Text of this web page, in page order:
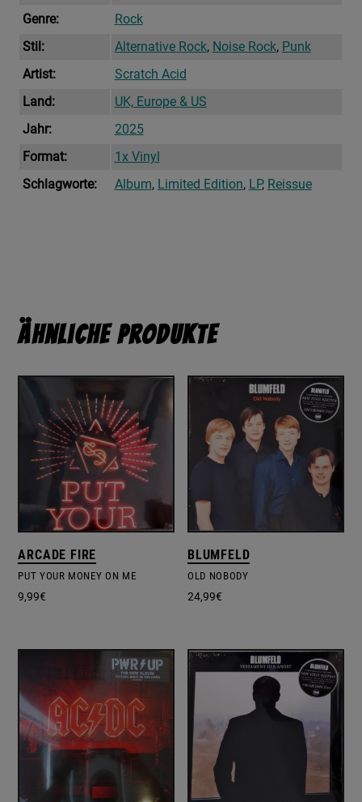
Genre:
Rock
Stil:
Alternative Rock, Noise Rock, Punk
Artist:
Scratch Acid
Land:
UK, Europe & US
Jahr:
2025
Format:
1x Vinyl
Schlagworte:
Album, Limited Edition, LP, Reissue
Ähnliche Produkte
ARCADE FIRE
PUT YOUR MONEY ON ME
9,99€
BLUMFELD
OLD NOBODY
24,99€